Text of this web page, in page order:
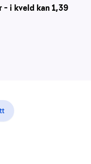
i kveld kan 1,39